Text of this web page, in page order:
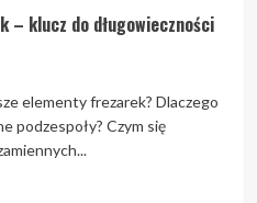
– klucz do długowieczności
elementy frezarek? Dlaczego
podzespoły? Czym się